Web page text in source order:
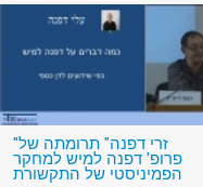
"זרי דפנה" תרומתה של
פרופ' דפנה למיש למחקר
הפמיניסטי של התקשורת